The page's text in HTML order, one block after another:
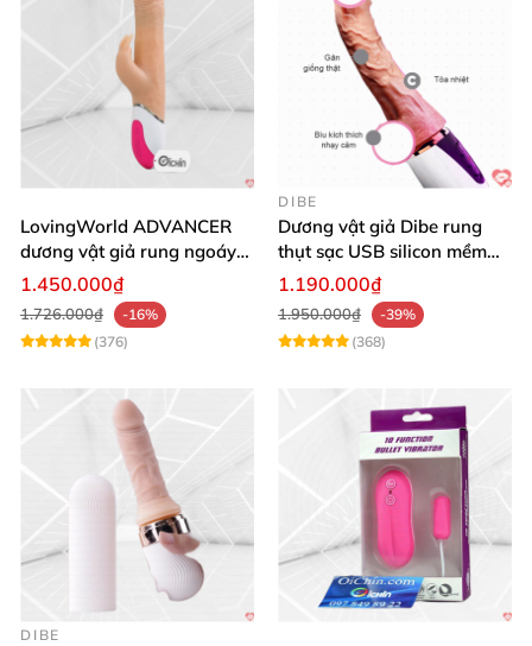
LovingWorld ADVANCER
dương vật giả rung ngoáy
thụt 7 chế độ
1.450.000₫
1.726.000₫
-16%
(376)
DIBE
Dương vật giả Dibe rung
thụt sạc USB silicon mềm
mại thật
1.190.000₫
1.950.000₫
-39%
(368)
DIBE